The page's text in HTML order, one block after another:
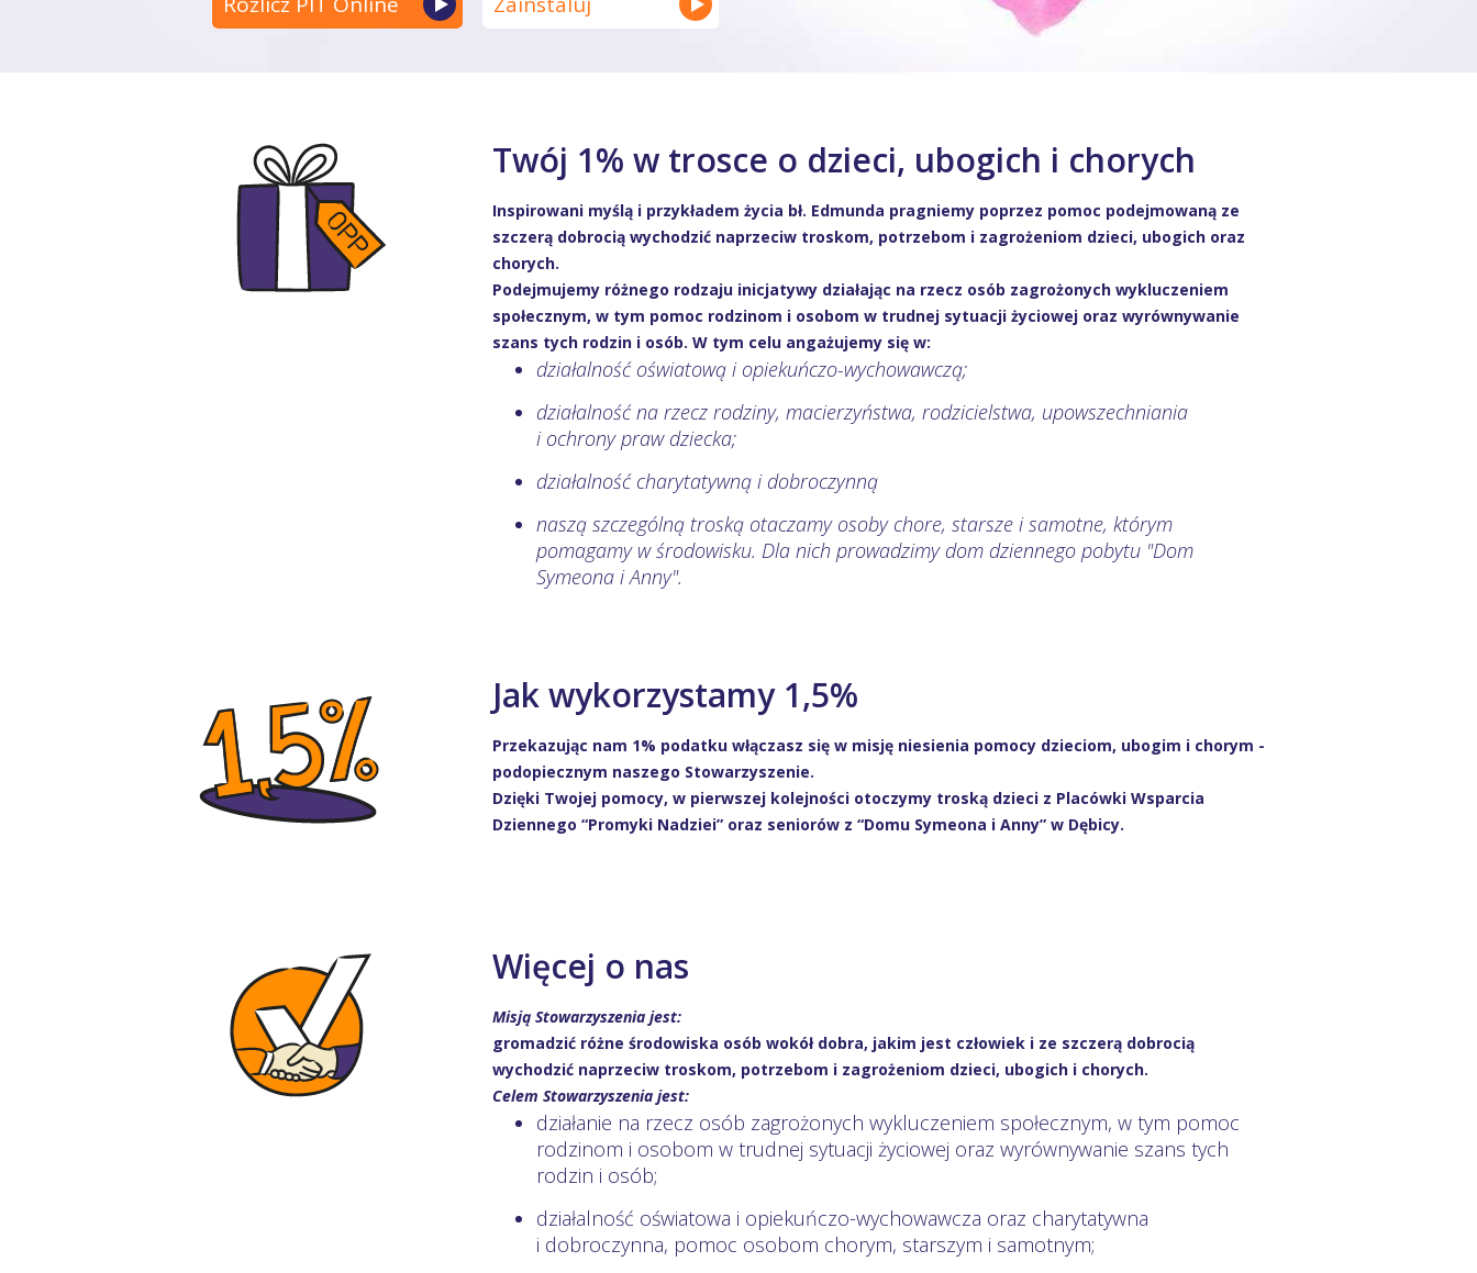
Twój 1% w trosce o dzieci, ubogich i chorych
Inspirowani myślą i przykładem życia bł. Edmunda pragniemy poprzez pomoc podejmowaną ze
szczerą dobrocią wychodzić naprzeciw troskom, potrzebom i zagrożeniom dzieci, ubogich oraz
chorych.
Podejmujemy różnego rodzaju inicjatywy działając na rzecz osób zagrożonych wykluczeniem
społecznym, w tym pomoc rodzinom i osobom w trudnej sytuacji życiowej oraz wyrównywanie
szans tych rodzin i osób. W tym celu angażujemy się w:
działalność oświatową i opiekuńczo-wychowawczą;
działalność na rzecz rodziny, macierzyństwa, rodzicielstwa, upowszechniania
i ochrony praw dziecka;
działalność charytatywną i dobroczynną
naszą szczególną troską otaczamy osoby chore, starsze i samotne, którym
pomagamy w środowisku. Dla nich prowadzimy dom dziennego pobytu "Dom
Symeona i Anny".
Jak wykorzystamy 1,5%
Przekazując nam 1% podatku włączasz się w misję niesienia pomocy dzieciom, ubogim i chorym -
podopiecznym naszego Stowarzyszenie.
Dzięki Twojej pomocy, w pierwszej kolejności otoczymy troską dzieci z Placówki Wsparcia
Dziennego “Promyki Nadziei” oraz seniorów z “Domu Symeona i Anny” w Dębicy.
Więcej o nas
Misją Stowarzyszenia jest:
gromadzić różne środowiska osób wokół dobra, jakim jest człowiek i ze szczerą dobrocią
wychodzić naprzeciw troskom, potrzebom i zagrożeniom dzieci, ubogich i chorych.
Celem Stowarzyszenia jest:
działanie na rzecz osób zagrożonych wykluczeniem społecznym, w tym pomoc
rodzinom i osobom w trudnej sytuacji życiowej oraz wyrównywanie szans tych
rodzin i osób;
działalność oświatowa i opiekuńczo-wychowawcza oraz charytatywna
i dobroczynna, pomoc osobom chorym, starszym i samotnym;